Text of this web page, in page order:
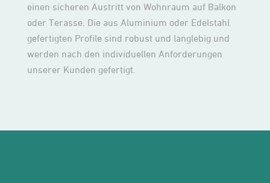
einen sicheren Austritt von Wohnraum auf Balkon
oder Terasse. Die aus Aluminium oder Edelstahl
gefertigten Profile sind robust und langlebig und
werden nach den individuellen Anforderungen
unserer Kunden gefertigt.